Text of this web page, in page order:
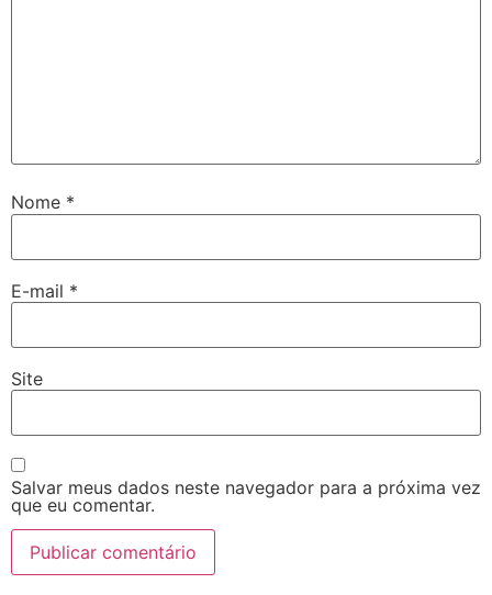
Nome *
E-mail *
Site
Salvar meus dados neste navegador para a próxima vez
que eu comentar.